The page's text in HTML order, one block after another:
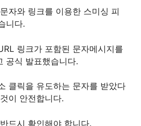
자와 링크를 이용한 스미싱 피
니다.
링크가 포함된 문자메시지를
공식 발표했습니다.
클릭을 유도하는 문자를 받았다
이 안전합니다.
드시 확인해야 합니다.